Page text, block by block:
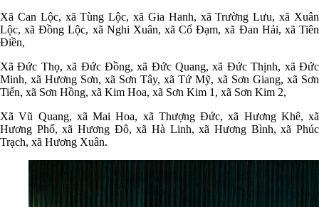
Xã Can Lộc, xã Tùng Lộc, xã Gia Hanh, xã Trường Lưu, xã Xuân
Lộc, xã Đồng Lộc, xã Nghi Xuân, xã Cổ Đạm, xã Đan Hải, xã Tiên
Điền,
Xã Đức Thọ, xã Đức Đồng, xã Đức Quang, xã Đức Thịnh, xã Đức
Minh, xã Hương Sơn, xã Sơn Tây, xã Tứ Mỹ, xã Sơn Giang, xã Sơn
Tiến, xã Sơn Hồng, xã Kim Hoa, xã Sơn Kim 1, xã Sơn Kim 2,
Xã Vũ Quang, xã Mai Hoa, xã Thượng Đức, xã Hương Khê, xã
Hương Phố, xã Hương Đô, xã Hà Linh, xã Hương Bình, xã Phúc
Trạch, xã Hương Xuân.